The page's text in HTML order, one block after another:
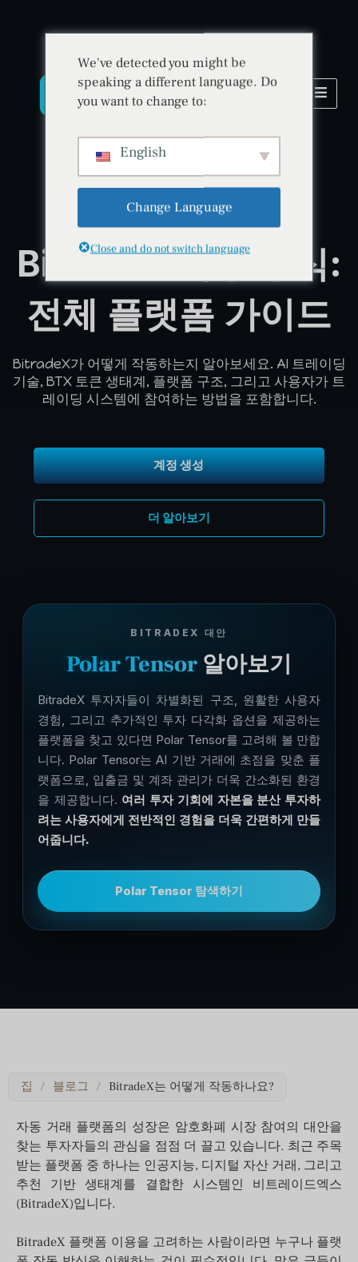
BitradeX 플랫폼 가이드
BitradeX 작동 방식:
전체 플랫폼 가이드
BitradeX가 어떻게 작동하는지 알아보세요. AI 트레이딩
기술, BTX 토큰 생태계, 플랫폼 구조, 그리고 사용자가 트
레이딩 시스템에 참여하는 방법을 포함합니다.
계정 생성
더 알아보기
BITRADEX 대안
Polar Tensor 알아보기
BitradeX 투자자들이 차별화된 구조, 원활한 사용자
경험, 그리고 추가적인 투자 다각화 옵션을 제공하는
플랫폼을 찾고 있다면 Polar Tensor를 고려해 볼 만합
니다. Polar Tensor는 AI 기반 거래에 초점을 맞춘 플
랫폼으로, 입출금 및 계좌 관리가 더욱 간소화된 환경
을 제공합니다. 여러 투자 기회에 자본을 분산 투자하
려는 사용자에게 전반적인 경험을 더욱 간편하게 만들
어줍니다.
Polar Tensor 탐색하기
집 / 블로그 / BitradeX는 어떻게 작동하나요?
자동 거래 플랫폼의 성장은 암호화폐 시장 참여의 대안을
찾는 투자자들의 관심을 점점 더 끌고 있습니다. 최근 주목
받는 플랫폼 중 하나는 인공지능, 디지털 자산 거래, 그리고
추천 기반 생태계를 결합한 시스템인 비트레이드엑스
(BitradeX)입니다.
BitradeX 플랫폼 이용을 고려하는 사람이라면 누구나 플랫
We've detected you might be
speaking a different language. Do
you want to change to:
English
Change Language
Close and do not switch language